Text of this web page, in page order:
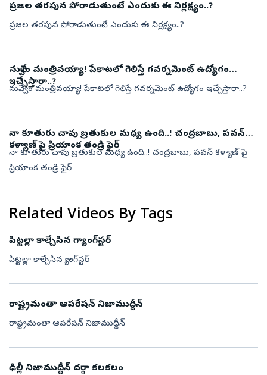
ప్రజల తరపున పోరాడుతుంటే ఎందుకు ఈ నిర్లక్ష్యం..?
ప్రజల తరపున పోరాడుతుంటే ఎందుకు ఈ నిర్లక్ష్యం..?
నువ్వేం మంత్రివయ్యా! పేకాటలో గెలిస్తే గవర్నమెంట్ ఉద్యోగం
ఇచ్చేస్తారా..?
నువ్వేం మంత్రివయ్యా! పేకాటలో గెలిస్తే గవర్నమెంట్ ఉద్యోగం ఇచ్చేస్తారా..?
నా కూతురు చావు బ్రతుకుల మధ్య ఉంది..! చంద్రబాబు, పవన్
కళ్యాణ్ పై ప్రియాంక తండ్రి ఫైర్
నా కూతురు చావు బ్రతుకుల మధ్య ఉంది..! చంద్రబాబు, పవన్ కళ్యాణ్ పై
ప్రియాంక తండ్రి ఫైర్
Related Videos By Tags
పిట్టల్లా కాల్చేసిన గ్యాంగ్‌స్టర్‌
పిట్టల్లా కాల్చేసిన గ్యాంగ్‌స్టర్‌
రాష్ట్రమంతా ఆపరేషన్ నిజాముద్దీన్
రాష్ట్రమంతా ఆపరేషన్ నిజాముద్దీన్
ఢిల్లీ నిజాముద్దీన్ దర్గా కలకలం